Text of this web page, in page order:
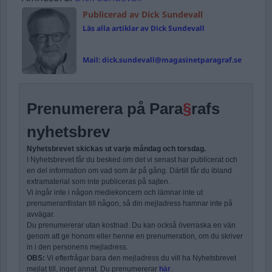
Publicerad av Dick Sundevall
Läs alla artiklar av Dick Sundevall
Mail:dick.sundevall@magasinetparagraf.se
Prenumerera på Para§rafs
nyhetsbrev
Nyhetsbrevet skickas ut varje måndag och torsdag.
I Nyhetsbrevet får du besked om det vi senast har publicerat och
en del information om vad som är på gång. Därtill får du ibland
extramaterial som inte publiceras på sajten.
Vi ingår inte i någon mediekoncern och lämnar inte ut
prenumerantlistan till någon, så din mejladress hamnar inte på
avvägar.
Du prenumererar utan kostnad. Du kan också överraska en vän
genom att ge honom eller henne en prenumeration, om du skriver
in i den personens mejladress.
OBS: Vi efterfrågar bara den mejladress du vill ha Nyhetsbrevet
mejlat till, inget annat. Du prenumererar här